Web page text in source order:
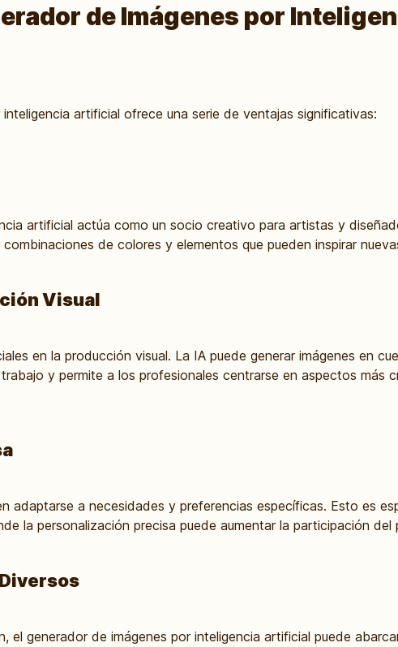
de Imágenes por
artificial ofrece una serie de ventajas significativas:
artificial actúa como un socio creativo para artistas y
de colores y elementos que pueden inspirar
Visual
en la producción visual. La IA puede generar imágenes en
y permite a los profesionales centrarse en aspectos más
adaptarse a necesidades y preferencias específicas. Esto es
la personalización precisa puede aumentar la participación del
el generador de imágenes por inteligencia artificial puede